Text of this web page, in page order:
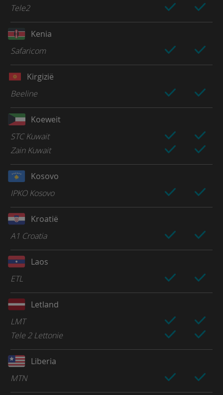
Tele2
Kenia
Safaricom
Kirgizië
Beeline
Koeweit
STC Kuwait
Zain Kuwait
Kosovo
IPKO Kosovo
Kroatië
A1 Croatia
Laos
ETL
Letland
LMT
Tele 2 Lettonie
Liberia
MTN